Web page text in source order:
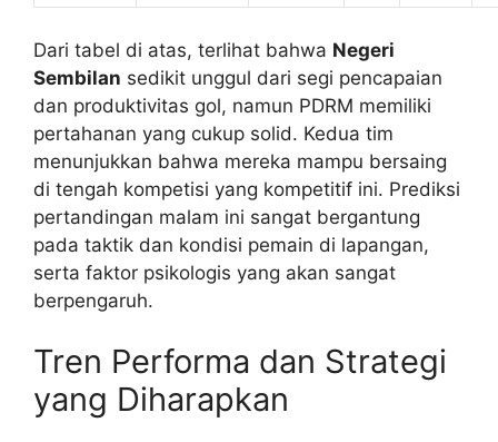
Dari tabel di atas, terlihat bahwa Negeri
Sembilan sedikit unggul dari segi pencapaian
dan produktivitas gol, namun PDRM memiliki
pertahanan yang cukup solid. Kedua tim
menunjukkan bahwa mereka mampu bersaing
di tengah kompetisi yang kompetitif ini. Prediksi
pertandingan malam ini sangat bergantung
pada taktik dan kondisi pemain di lapangan,
serta faktor psikologis yang akan sangat
berpengaruh.
Tren Performa dan Strategi
yang Diharapkan